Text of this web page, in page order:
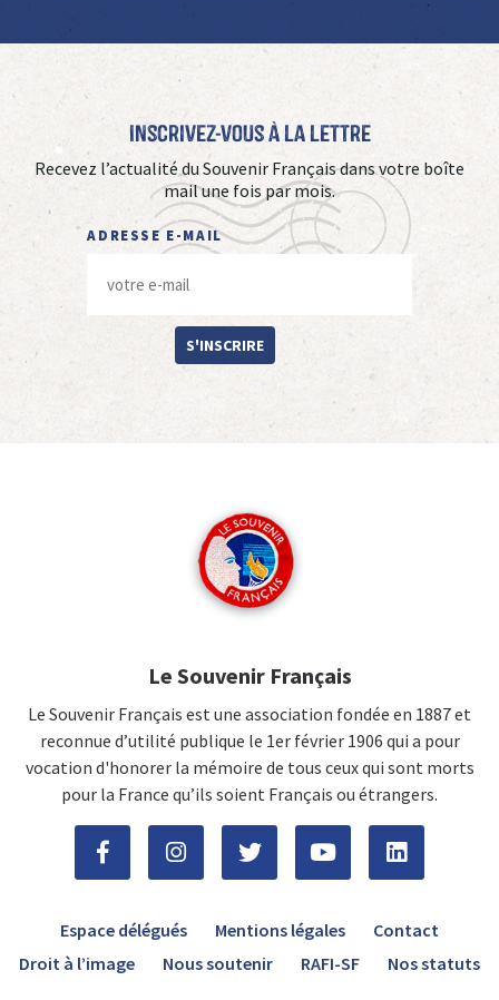
Inscrivez-vous à La Lettre
Recevez l’actualité du Souvenir Français dans votre boîte
mail une fois par mois.
ADRESSE E-MAIL
S'INSCRIRE
Le Souvenir Français
Le Souvenir Français est une association fondée en 1887 et
reconnue d’utilité publique le 1er février 1906 qui a pour
vocation d'honorer la mémoire de tous ceux qui sont morts
pour la France qu’ils soient Français ou étrangers.
Espace délégués Mentions légales
Contact
Droit à l’image
Nous soutenir RAFI-SF Nos statuts